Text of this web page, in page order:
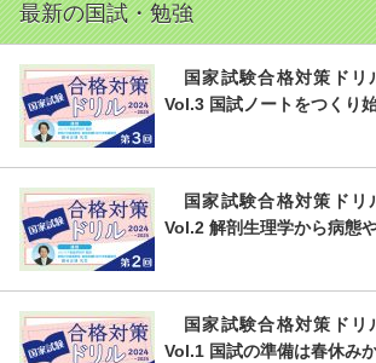
最新の国試・勉強
国家試験合格対策ドリ
Vol.3 国試ノートをつくり
国家試験合格対策ドリ
Vol.2 解剖生理学から病態
国家試験合格対策ドリ
Vol.1 国試の準備は春休み